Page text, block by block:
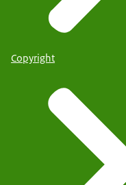
Copyright